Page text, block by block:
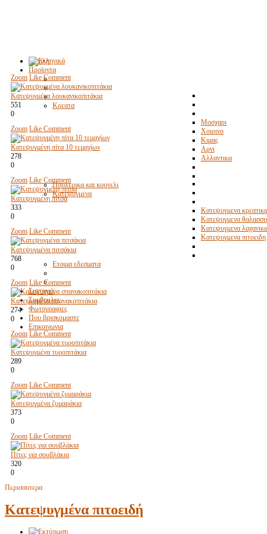
Αρχικη
Προϊοντα
Κρεατα
Μοσχαρι
Χοιρινο
Κιμας
Αρνι
Αλλαντικα
Πουλερικα και κουνελι
Κατεψυγμενα
Κατεψυγμενα κρεατικα
Κατεψυγμενα
Κατεψυγμενα λαχανικα
Κατεψυγμενα πιτοειδη
Ετοιμα εδεσματα
Συνταγες
Συμβουλες
Φωτογραφιες
Που βρισκομαστε
Επικοινωνια
Zoom Like Comment
Κατεψυγμένα λουκανικοπιτάκια
551
0
Zoom Like Comment
Κατεψυγμένη πίτα 10 τεμαχίων
278
0
Zoom Like Comment
Κατεψυγμένη πίτσα
333
0
Zoom Like Comment
Κατεψυγμένα πιτσάκια
768
0
Zoom Like Comment
Κατεψυγμένα σπανακοπιτάκια
274
0
Zoom Like Comment
Κατεψυγμένα τυροπιτάκια
289
0
Zoom Like Comment
Κατεψυγμένα ζυμαράκια
373
0
Zoom Like Comment
Πίτες για σουβλάκια
320
0
Περισσοτερα
Κατεψυγμένα πιτοειδή